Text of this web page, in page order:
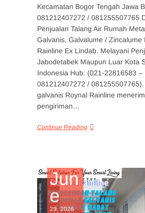
Kecamatan Bogor Tengah Jawa
081212407272 / 081255507765
Penjualan Talang Air Rumah
Galvanis, Galvalume / Zincalume
Rainline Ex Lindab. Melayani
Jabodetabek Maupun Luar Kota
Indonesia Hub: (021-22816583 –
081212407272 /
galvanis Roynal Rainline
pengiriman…
Continue Reading
Jun
e
29, 2026